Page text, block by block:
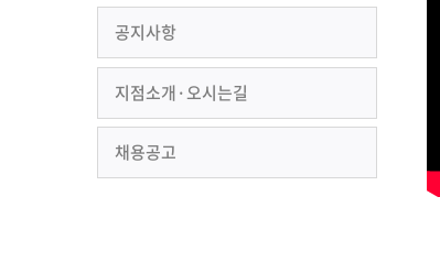
공지사항
지점소개·오시는길
채용공고